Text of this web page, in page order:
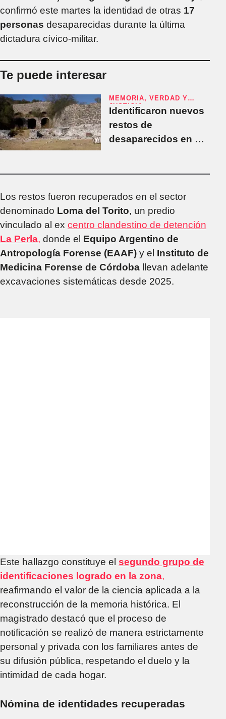
confirmó este martes la identidad de otras 17
personas desaparecidas durante la última
dictadura cívico-militar.
Te puede interesar
MEMORIA, VERDAD Y
JUSTICIA
Identificaron nuevos
restos de
desaparecidos en La
Los restos fueron recuperados en el sector
denominado Loma del Torito, un predio
vinculado al ex centro clandestino de detención
La Perla, donde el Equipo Argentino de
Antropología Forense (EAAF) y el Instituto de
Medicina Forense de Córdoba llevan adelante
excavaciones sistemáticas desde 2025.
Este hallazgo constituye el segundo grupo de
identificaciones logrado en la zona,
reafirmando el valor de la ciencia aplicada a la
reconstrucción de la memoria histórica. El
magistrado destacó que el proceso de
notificación se realizó de manera estrictamente
personal y privada con los familiares antes de
su difusión pública, respetando el duelo y la
intimidad de cada hogar.
Nómina de identidades recuperadas